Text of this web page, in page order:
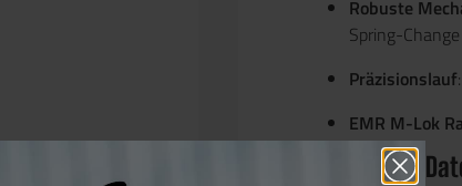
Robuste
Spring-Change
Präzisionslauf
EMR M-Lok
Technische